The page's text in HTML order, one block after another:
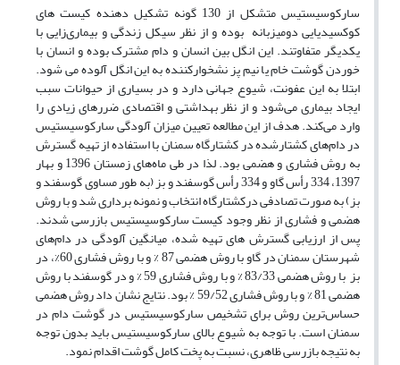
سارکوسیستیس متشکل از 130 گونه تشکیل دهنده کیست های
کوکسیدیایی دومیزبانه بوده و از نظر سیکل زندگی و بیماری‌زایی با
یکدیگر متفاوتند. این انگل بین انسان و دام مشترک بوده و انسان با
خوردن گوشت خام یا نیم پز نشخوارکننده به این انگل آلوده می شود.
ابتلا به این عفونت، شیوع جهانی دارد و در بسیاری از حیوانات سبب
ایجاد بیماری می‌شود و از نظر بهداشتی و اقتصادی ضررهای زیادی را
وارد می‌کند. هدف از این مطالعه تعیین میزان آلودگی سارکوسیستیس
در دام‌های کشتارشده در کشتارگاه سمنان با استفاده از تهیه گسترش
به روش فشاری و هضمی بود. لذا در طی ماه‌های زمستان 1396 و بهار
1397، 334 رأس گاو و 334 رأس گوسفند و بز (به طور مساوی گوسفند و
بز) به صورت تصادفی در‌کشتارگاه انتخاب و نمونه‌ برداری شد و با روش
هضمی و فشاری از نظر وجود کیست سارکوسیستیس بازرسی شدند.
پس از ارزیابی گسترش های تهیه شده، میانگین آلودگی در دام‌های
شهرستان سمنان در گاو با روش هضمی 87 % و با روش فشاری 60%، در
بز با روش هضمی 83/33 % و با روش فشاری 59 % و در گوسفند با روش
هضمی 81 % و با روش فشاری 59/52 % بود. نتایج نشان داد روش هضمی
حساس‌ترین روش برای تشخیص سارکوسیستیس در گوشت دام در
سمنان است. با توجه‌ به شیوع بالای سارکوسیستیس باید بدون توجه
به نتیجه بازرسی ظاهری، نسبت به پخت کامل گوشت اقدام نمود.